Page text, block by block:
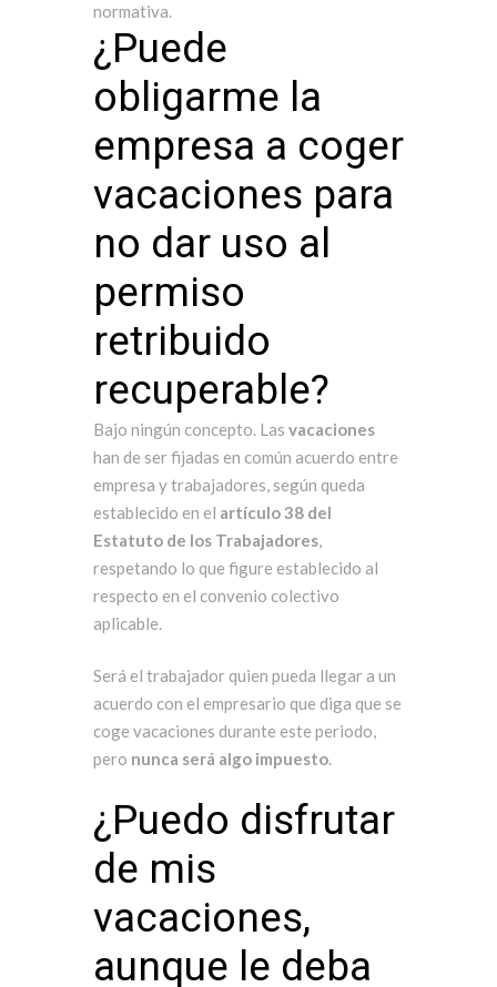
normativa.
¿Puede
obligarme la
empresa a coger
vacaciones para
no dar uso al
permiso
retribuido
recuperable?
Bajo ningún concepto. Las vacaciones
han de ser fijadas en común acuerdo entre
empresa y trabajadores, según queda
establecido en el artículo 38 del
Estatuto de los Trabajadores,
respetando lo que figure establecido al
respecto en el convenio colectivo
aplicable.
Será el trabajador quien pueda llegar a un
acuerdo con el empresario que diga que se
coge vacaciones durante este periodo,
pero nunca será algo impuesto.
¿Puedo disfrutar
de mis
vacaciones,
aunque le deba